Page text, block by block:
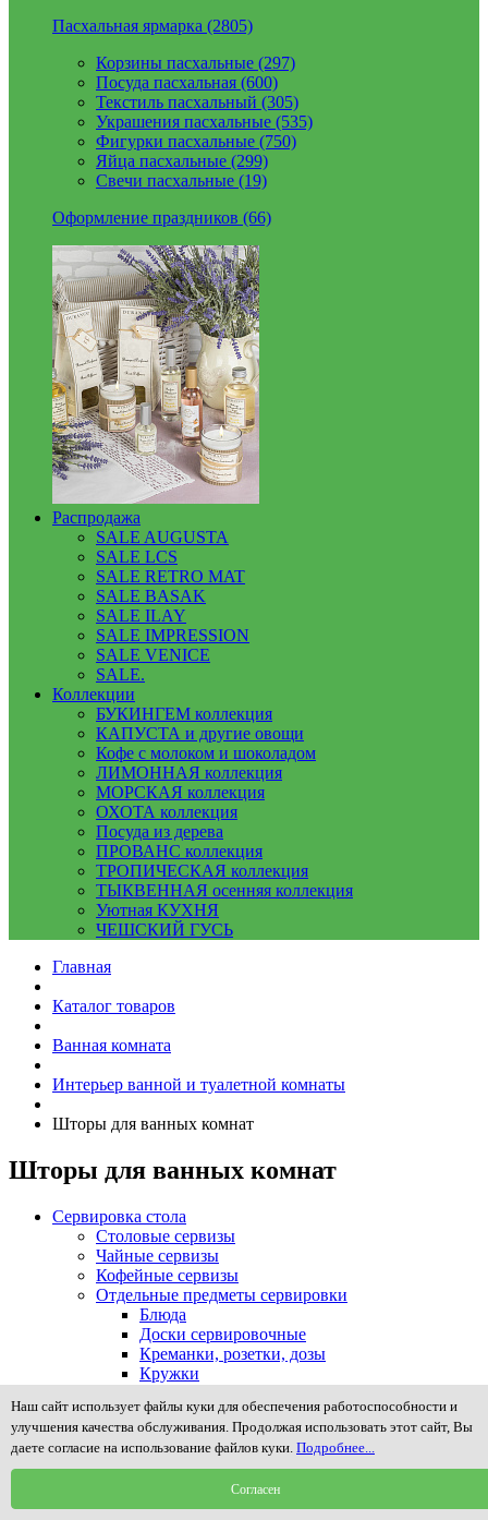
Пасхальная ярмарка (2805)
Корзины пасхальные (297)
Посуда пасхальная (600)
Текстиль пасхальный (305)
Украшения пасхальные (535)
Фигурки пасхальные (750)
Яйца пасхальные (299)
Свечи пасхальные (19)
Оформление праздников (66)
Распродажа
SALE AUGUSTA
SALE LCS
SALE RETRO MAT
SALE BASAK
SALE ILAY
SALE IMPRESSION
SALE VENICE
SALE.
Коллекции
БУКИНГЕМ коллекция
КАПУСТА и другие овощи
Кофе с молоком и шоколадом
ЛИМОННАЯ коллекция
МОРСКАЯ коллекция
ОХОТА коллекция
Посуда из дерева
ПРОВАНС коллекция
ТРОПИЧЕСКАЯ коллекция
ТЫКВЕННАЯ осенняя коллекция
Уютная КУХНЯ
ЧЕШСКИЙ ГУСЬ
Главная
Каталог товаров
Ванная комната
Интерьер ванной и туалетной комнаты
Шторы для ванных комнат
Шторы для ванных комнат
Сервировка стола
Столовые сервизы
Чайные сервизы
Кофейные сервизы
Отдельные предметы сервировки
Блюда
Доски сервировочные
Креманки, розетки, дозы
Кружки
Менажницы и предметы сервировки закусок
Молочники, сливочники, сахарницы
Наборы для специй, соли, масла и уксуса
Подносы, столики в постель
Подставки для зубочисток, пепельницы
Подставки для яиц (пашотницы)
Наш сайт использует файлы куки для обеспечения работоспособности и
улучшения качества обслуживания. Продолжая использовать этот сайт, Вы
даете согласие на использование файлов куки. Подробнее...
Согласен